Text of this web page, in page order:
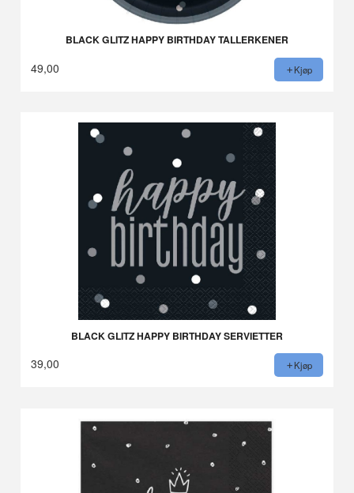
BLACK GLITZ HAPPY BIRTHDAY TALLERKENER
49,00 Kjøp
BLACK GLITZ HAPPY BIRTHDAY SERVIETTER
39,00 Kjøp